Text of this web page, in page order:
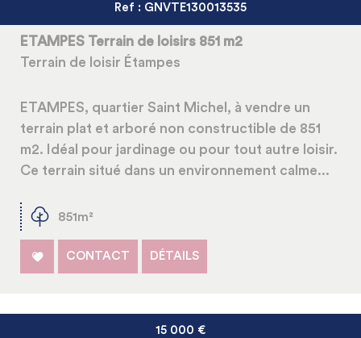
Ref : GNVTE130013535
ETAMPES Terrain de loisirs 851 m2
Terrain de loisir Étampes
ETAMPES, quartier Saint Michel, à vendre un
terrain plat et arboré non constructible de 851
m2. Idéal pour jardinage ou pour tout autre loisir.
Ce terrain situé dans un environnement calme...
851m²
CONTACT DÉTAILS
15 000 €